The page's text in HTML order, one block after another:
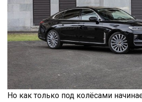
Но как только под колёсами